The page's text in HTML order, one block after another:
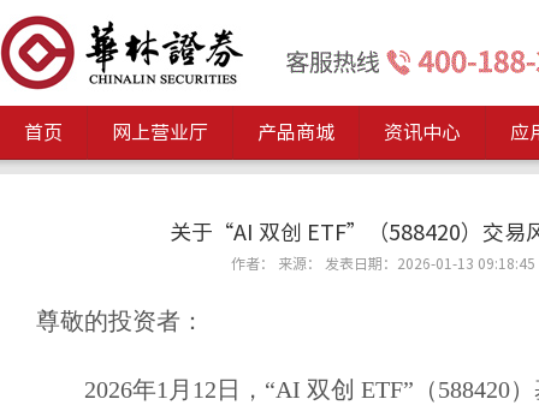
首页 网上营业厅 产品商城 资讯中心 应
关于“AI 双创 ETF”（588420）交易
作者： 来源： 发表日期：2026-01-13 09:18:45
尊敬的投资者：
2026年1月12日，“AI 双创 ETF”（588420